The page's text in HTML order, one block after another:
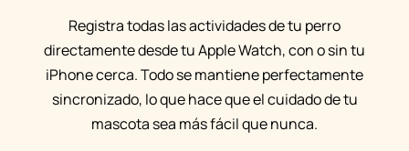
Registra todas las actividades de tu perro
directamente desde tu Apple Watch, con o sin tu
iPhone cerca. Todo se mantiene perfectamente
sincronizado, lo que hace que el cuidado de tu
mascota sea más fácil que nunca.